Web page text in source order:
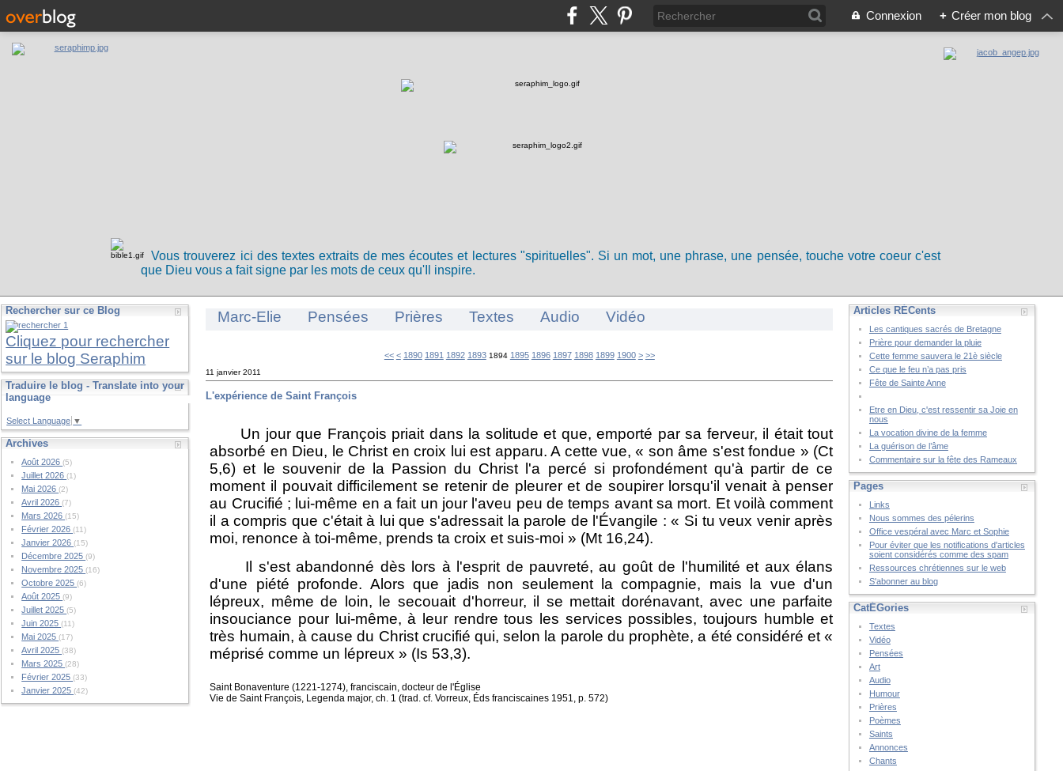
Connexion + Créer mon blog
Vous trouverez ici des textes extraits de mes écoutes et lectures "spirituelles". Si un mot, une phrase, une pensée, touche votre coeur c'est
que Dieu vous a fait signe par les mots de ceux qu'Il inspire.
Rechercher sur ce Blog
Cliquez pour rechercher
sur le blog Seraphim
Traduire le blog - Translate into your
language
Select Language ▼
Archives
Août 2026(5)
Juillet 2026(1)
Mai 2026(2)
Avril 2026(7)
Mars 2026(15)
Février 2026(11)
Janvier 2026(15)
Décembre 2025(9)
Novembre 2025(16)
Octobre 2025(6)
Août 2025(9)
Juillet 2025(5)
Juin 2025(11)
Mai 2025(17)
Avril 2025(38)
Mars 2025(28)
Février 2025(33)
Janvier 2025(42)
Marc-Elie Pensées Prières Textes Audio Vidéo
<< < 1800
1810
1820
1830
1840
1850
1860
1870
1880
1890 1891 1892 1893 1894 1895 1896 1897 1898 1899 1900 2000
2100
2200
2300
> >>
11 janvier 2011
L'expérience de Saint François
Un jour que François priait dans la solitude et que, emporté par sa ferveur, il était tout
absorbé en Dieu, le Christ en croix lui est apparu. A cette vue, « son âme s'est fondue » (Ct
5,6) et le souvenir de la Passion du Christ l'a percé si profondément qu'à partir de ce
moment il pouvait difficilement se retenir de pleurer et de soupirer lorsqu'il venait à penser
au Crucifié ; lui-même en a fait un jour l'aveu peu de temps avant sa mort. Et voilà comment
il a compris que c'était à lui que s'adressait la parole de l'Évangile : « Si tu veux venir après
moi, renonce à toi-même, prends ta croix et suis-moi » (Mt 16,24).
Il s'est abandonné dès lors à l'esprit de pauvreté, au goût de l'humilité et aux élans
d'une piété profonde. Alors que jadis non seulement la compagnie, mais la vue d'un
lépreux, même de loin, le secouait d'horreur, il se mettait dorénavant, avec une parfaite
insouciance pour lui-même, à leur rendre tous les services possibles, toujours humble et
très humain, à cause du Christ crucifié qui, selon la parole du prophète, a été considéré et «
méprisé comme un lépreux » (Is 53,3).
Saint Bonaventure (1221-1274), franciscain, docteur de l'Église
Vie de Saint François, Legenda major, ch. 1 (trad. cf. Vorreux, Éds franciscaines 1951, p. 572)
Articles RÉCents
Les cantiques sacrés de Bretagne
Prière pour demander la pluie
Cette femme sauvera le 21è siècle
Ce que le feu n’a pas pris
Fête de Sainte Anne
Etre en Dieu, c'est ressentir sa Joie en
nous
La vocation divine de la femme
La guérison de l’âme
Commentaire sur la fête des Rameaux
Pages
Links
Nous sommes des pélerins
Office vespéral avec Marc et Sophie
Pour éviter que les notifications d'articles
soient considérés comme des spam
Ressources chrétiennes sur le web
S'abonner au blog
CatÉGories
Textes
Vidéo
Pensées
Art
Audio
Humour
Prières
Poèmes
Saints
Annonces
Chants